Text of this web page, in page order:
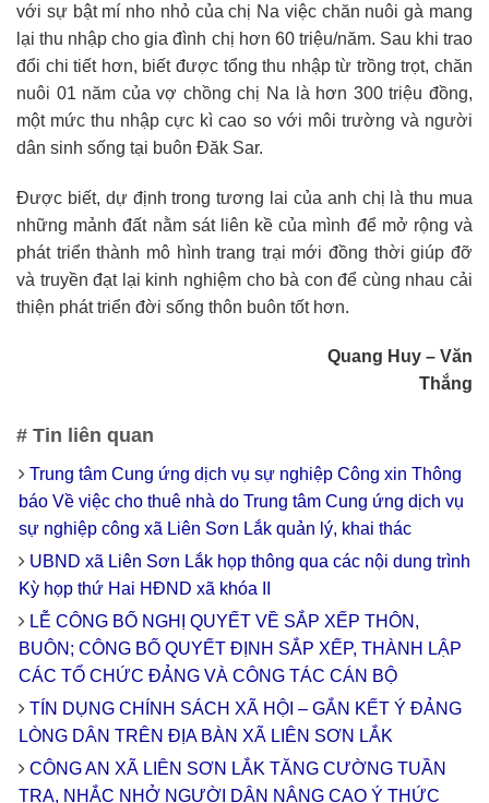
với sự bật mí nho nhỏ của chị Na việc chăn nuôi gà mang
lại thu nhập cho gia đình chị hơn 60 triệu/năm. Sau khi trao
đổi chi tiết hơn, biết được tổng thu nhập từ trồng trọt, chăn
nuôi 01 năm của vợ chồng chị Na là hơn 300 triệu đồng,
một mức thu nhập cực kì cao so với môi trường và người
dân sinh sống tại buôn Đăk Sar.
Được biết, dự định trong tương lai của anh chị là thu mua
những mảnh đất nằm sát liên kề của mình để mở rộng và
phát triển thành mô hình trang trại mới đồng thời giúp đỡ
và truyền đạt lại kinh nghiệm cho bà con để cùng nhau cải
thiện phát triển đời sống thôn buôn tốt hơn.
Quang Huy – Văn
Thắng
# Tin liên quan
Trung tâm Cung ứng dịch vụ sự nghiệp Công xin Thông
báo Về việc cho thuê nhà do Trung tâm Cung ứng dịch vụ
sự nghiệp công xã Liên Sơn Lắk quản lý, khai thác
UBND xã Liên Sơn Lắk họp thông qua các nội dung trình
Kỳ họp thứ Hai HĐND xã khóa II
LỄ CÔNG BỐ NGHỊ QUYẾT VỀ SẮP XẾP THÔN,
BUÔN; CÔNG BỐ QUYẾT ĐỊNH SẮP XẾP, THÀNH LẬP
CÁC TỔ CHỨC ĐẢNG VÀ CÔNG TÁC CÁN BỘ
TÍN DỤNG CHÍNH SÁCH XÃ HỘI – GẮN KẾT Ý ĐẢNG
LÒNG DÂN TRÊN ĐỊA BÀN XÃ LIÊN SƠN LẮK
CÔNG AN XÃ LIÊN SƠN LẮK TĂNG CƯỜNG TUẦN
TRA, NHẮC NHỞ NGƯỜI DÂN NÂNG CAO Ý THỨC